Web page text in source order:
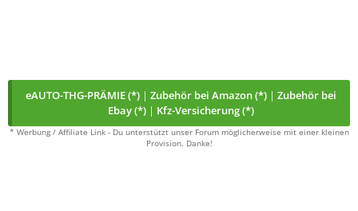
eAUTO-THG-PRÄMIE (*) | Zubehör bei Amazon (*) | Zubehör bei
Ebay (*) | Kfz-Versicherung (*)
* Werbung / Affiliate Link - Du unterstützt unser Forum möglicherweise mit einer kleinen
Provision. Danke!